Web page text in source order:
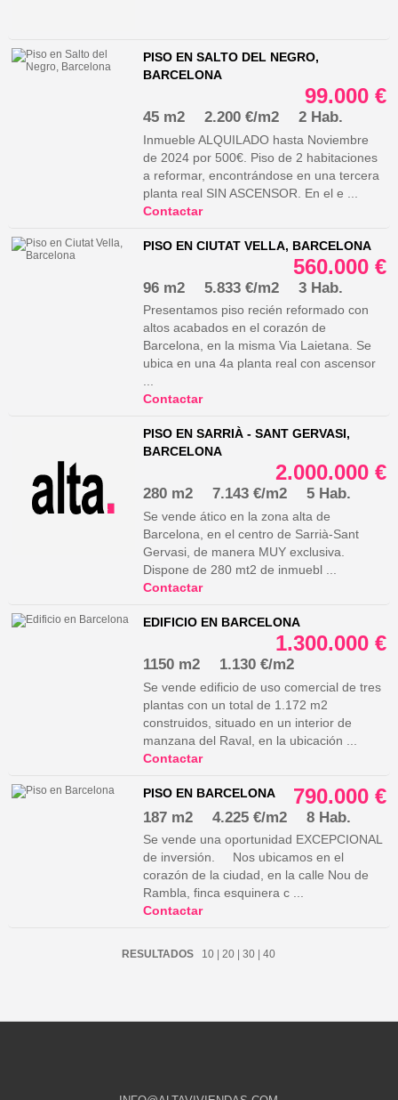
PISO EN SALTO DEL NEGRO,
BARCELONA
99.000 €
45 m2 2.200 €/m2 2 Hab.
Inmueble ALQUILADO hasta Noviembre
de 2024 por 500€. Piso de 2 habitaciones
a reformar, encontrándose en una tercera
planta real SIN ASCENSOR. En el e ...
Contactar
PISO EN CIUTAT VELLA, BARCELONA
560.000 €
96 m2 5.833 €/m2 3 Hab.
Presentamos piso recién reformado con
altos acabados en el corazón de
Barcelona, en la misma Via Laietana. Se
ubica en una 4a planta real con ascensor
...
Contactar
PISO EN SARRIÀ - SANT GERVASI,
BARCELONA
2.000.000 €
280 m2 7.143 €/m2 5 Hab.
Se vende ático en la zona alta de
Barcelona, en el centro de Sarrià-Sant
Gervasi, de manera MUY exclusiva.
Dispone de 280 mt2 de inmuebl ...
Contactar
EDIFICIO EN BARCELONA
1.300.000 €
1150 m2 1.130 €/m2
Se vende edificio de uso comercial de tres
plantas con un total de 1.172 m2
construidos, situado en un interior de
manzana del Raval, en la ubicación ...
Contactar
PISO EN BARCELONA 790.000 €
187 m2 4.225 €/m2 8 Hab.
Se vende una oportunidad EXCEPCIONAL
de inversión. Nos ubicamos en el
corazón de la ciudad, en la calle Nou de
Rambla, finca esquinera c ...
Contactar
RESULTADOS 10 20 30 40